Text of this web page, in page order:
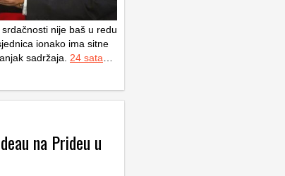
nije baš u redu
ionako ima sitne
sadržaja. 24 sata
na Prideu u